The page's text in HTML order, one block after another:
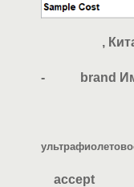
,
- brand